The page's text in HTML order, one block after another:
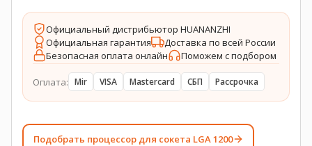
Официальный дистрибьютор HUANANZHI
Официальная гарантия
Доставка по всей России
Безопасная оплата онлайн
Поможем с подбором
Оплата: Mir VISA Mastercard СБП Рассрочка
Подобрать процессор для сокета LGA 1200